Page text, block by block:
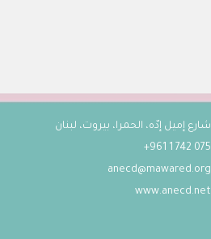
شارع إميل إدّه، الحمرا، بيروت، لبنان
075 742 1 961+
anecd@mawared.org
www.anecd.net